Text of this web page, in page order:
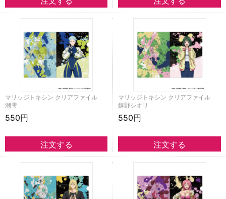
マリッジトキシン クリアファイル
潮雫
550円
マリッジトキシン クリアファイル
嬉野シオリ
550円